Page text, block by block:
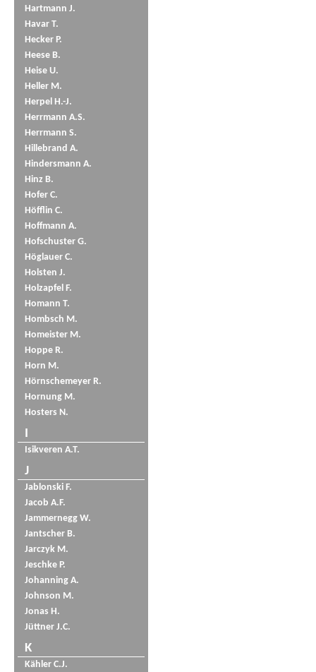
Hartmann J.
Havar T.
Hecker P.
Heese B.
Heise U.
Heller M.
Herpel H.-J.
Herrmann A.S.
Herrmann S.
Hillebrand A.
Hindersmann A.
Hinz B.
Hofer C.
Höfflin C.
Hoffmann A.
Hofschuster G.
Höglauer C.
Holsten J.
Holzapfel F.
Homann T.
Hombsch M.
Homeister M.
Hoppe R.
Horn M.
Hörnschemeyer R.
Hornung M.
Hosters N.
I
Isikveren A.T.
J
Jablonski F.
Jacob A.F.
Jammernegg W.
Jantscher B.
Jarczyk M.
Jeschke P.
Johanning A.
Johnson M.
Jonas H.
Jüttner J.C.
K
Kähler C.J.